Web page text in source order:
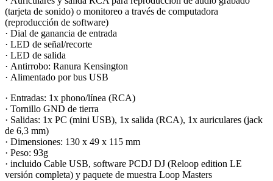
(tarjeta de sonido) o monitoreo a través de computadora
(reproducción de software)
· Dial de ganancia de entrada
· LED de señal/recorte
· LED de salida
· Antirrobo: Ranura Kensington
· Alimentado por bus USB
· Entradas: 1x phono/línea (RCA)
· Tornillo GND de tierra
· Salidas: 1x PC (mini USB), 1x salida (RCA), 1x auriculares (jack
de 6,3 mm)
· Dimensiones: 130 x 49 x 115 mm
· Peso: 93g
· incluido Cable USB, software PCDJ DJ (Reloop edition LE
versión completa) y paquete de muestra Loop Masters